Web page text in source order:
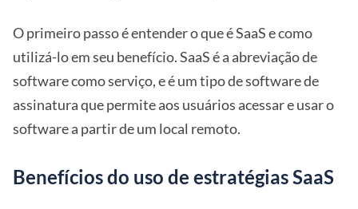
O primeiro passo é entender o que é SaaS e como
utilizá-lo em seu benefício. SaaS é a abreviação de
software como serviço, e é um tipo de software de
assinatura que permite aos usuários acessar e usar o
software a partir de um local remoto.
Benefícios do uso de estratégias SaaS